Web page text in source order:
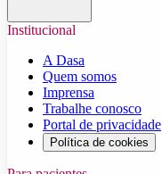
Institucional
A Dasa
Quem somos
Imprensa
Trabalhe conosco
Portal de privacidade
Política de cookies